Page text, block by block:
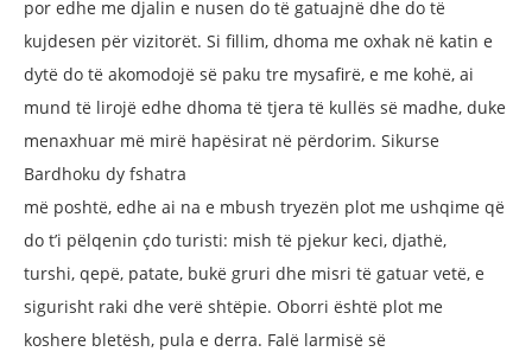
por edhe me djalin e nusen do të gatuajnë dhe do të
kujdesen për vizitorët. Si fillim, dhoma me oxhak në katin e
dytë do të akomodojë së paku tre mysafirë, e me kohë, ai
mund të lirojë edhe dhoma të tjera të kullës së madhe, duke
menaxhuar më mirë hapësirat në përdorim. Sikurse
Bardhoku dy fshatra
më poshtë, edhe ai na e mbush tryezën plot me ushqime që
do t’i pëlqenin çdo turisti: mish të pjekur keci, djathë,
turshi, qepë, patate, bukë gruri dhe misri të gatuar vetë, e
sigurisht raki dhe verë shtëpie. Oborri është plot me
koshere bletësh, pula e derra. Falë larmisë së